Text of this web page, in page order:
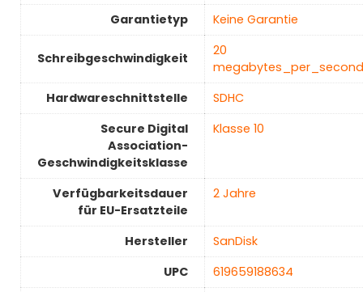
Garantietyp
‎Keine Garantie
Schreibgeschwindigkeit
‎20
megabytes_per_second
Hardwareschnittstelle
‎SDHC
Secure Digital
Association-
Geschwindigkeitsklasse
‎Klasse 10
Verfügbarkeitsdauer
für EU-Ersatzteile
‎2 Jahre
Hersteller
‎SanDisk
UPC
‎619659188634